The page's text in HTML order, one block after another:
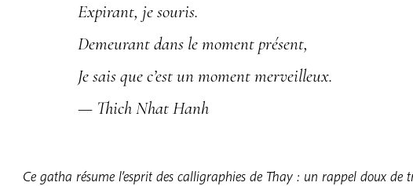
Expirant, je souris.
Demeurant dans le moment présent,
Je sais que c’est un moment merveilleux.
— Thich Nhat Hanh
Ce gatha résume l’esprit des calligraphies de Thay : un rappel doux de